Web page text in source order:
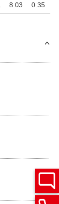
8.03 0.35